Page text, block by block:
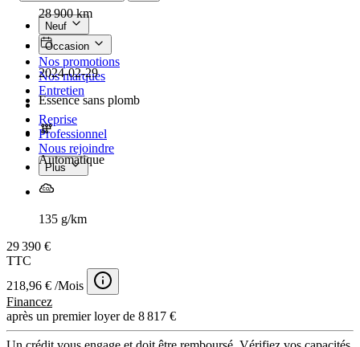
Neuf
Occasion
Nos promotions
Nos marques
Entretien
Reprise
Professionnel
Nous rejoindre
Plus
28 900 km
2024-02-29
Essence sans plomb
Automatique
135 g/km
29 390 €
TTC
218,96 € /Mois
Financez
après un premier loyer de 8 817 €